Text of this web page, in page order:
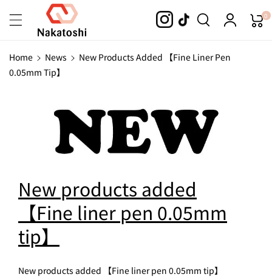
Content
0
Home News
New Products Added 【Fine Liner Pen
0.05mm Tip】
New products added
【Fine liner pen 0.05mm
tip】
New products added 【Fine liner pen 0.05mm tip】